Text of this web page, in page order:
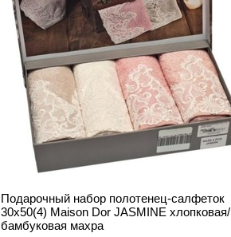
Подарочный набор полотенец-салфеток
30х50(4) Maison Dor JASMINE хлопковая/
бамбуковая махра